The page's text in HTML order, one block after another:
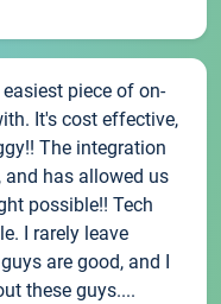
piece of on-
It's cost effective,
The integration
and has allowed us
possible!! Tech
I rarely leave
are good, and I
these guys....